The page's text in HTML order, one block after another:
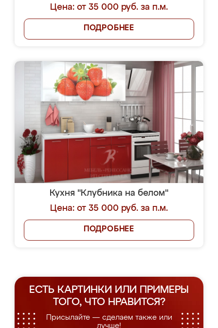
Цена: от 35 000 руб. за п.м.
ПОДРОБНЕЕ
Кухня "Клубника на белом"
Цена: от 35 000 руб. за п.м.
ПОДРОБНЕЕ
ЕСТЬ КАРТИНКИ ИЛИ ПРИМЕРЫ
ТОГО, ЧТО НРАВИТСЯ?
Присылайте — сделаем также или
лучше!